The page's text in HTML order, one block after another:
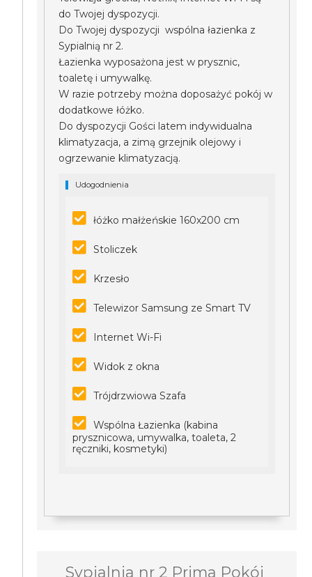
do Twojej dyspozycji.
Do Twojej dyspozycji wspólna łazienka z
Sypialnią nr 2.
Łazienka wyposażona jest w prysznic,
toaletę i umywalkę.
W razie potrzeby można doposażyć pokój w
dodatkowe łóżko.
Do dyspozycji Gości latem indywidualna
klimatyzacja, a zimą grzejnik olejowy i
ogrzewanie klimatyzacją.
Udogodnienia
łóżko małżeńskie 160x200 cm
Stoliczek
Krzesło
Telewizor Samsung ze Smart TV
Internet Wi-Fi
Widok z okna
Trójdrzwiowa Szafa
Wspólna Łazienka (kabina
prysznicowa, umywalka, toaleta, 2
ręczniki, kosmetyki)
Sypialnia nr 2 Prima Pokój